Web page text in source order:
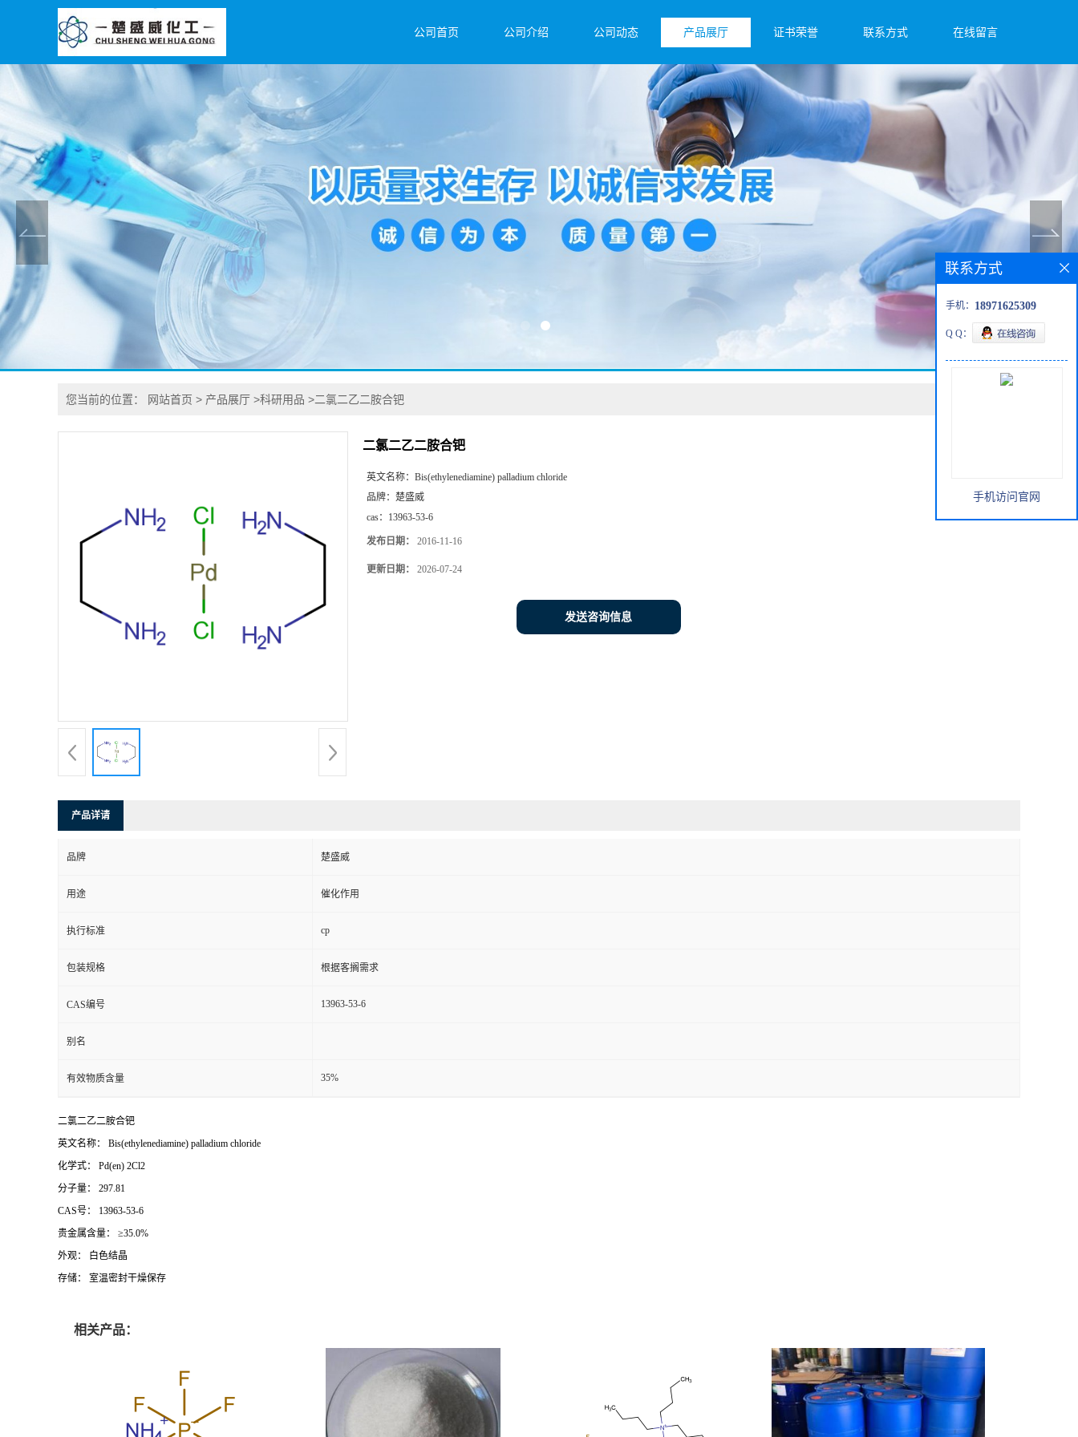
公司首页 公司介绍 公司动态 产品展厅 证书荣誉 联系方式 在线留言
您当前的位置： 网站首页 > 产品展厅 >科研用品 >二氯二乙二胺合钯
二氯二乙二胺合钯
英文名称： Bis(ethylenediamine) palladium chloride
品牌： 楚盛威
cas： 13963-53-6
发布日期： 2016-11-16
更新日期： 2026-07-24
发送咨询信息
产品详请
品牌 楚盛威
用途 催化作用
执行标准 cp
包装规格 根据客搁需求
CAS编号 13963-53-6
别名
有效物质含量 35%
二氯二乙二胺合钯
英文名称： Bis(ethylenediamine) palladium chloride
化学式： Pd(en) 2Cl2
分子量： 297.81
CAS号： 13963-53-6
贵金属含量： ≥35.0%
外观： 白色结晶
存储： 室温密封干燥保存
相关产品：
联系方式
手机： 18971625309
Q Q：
手机访问官网